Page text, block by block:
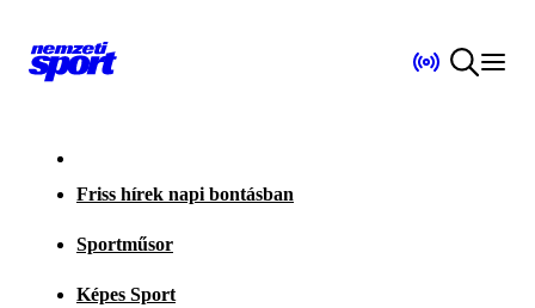
Friss hírek napi bontásban
Sportműsor
Képes Sport